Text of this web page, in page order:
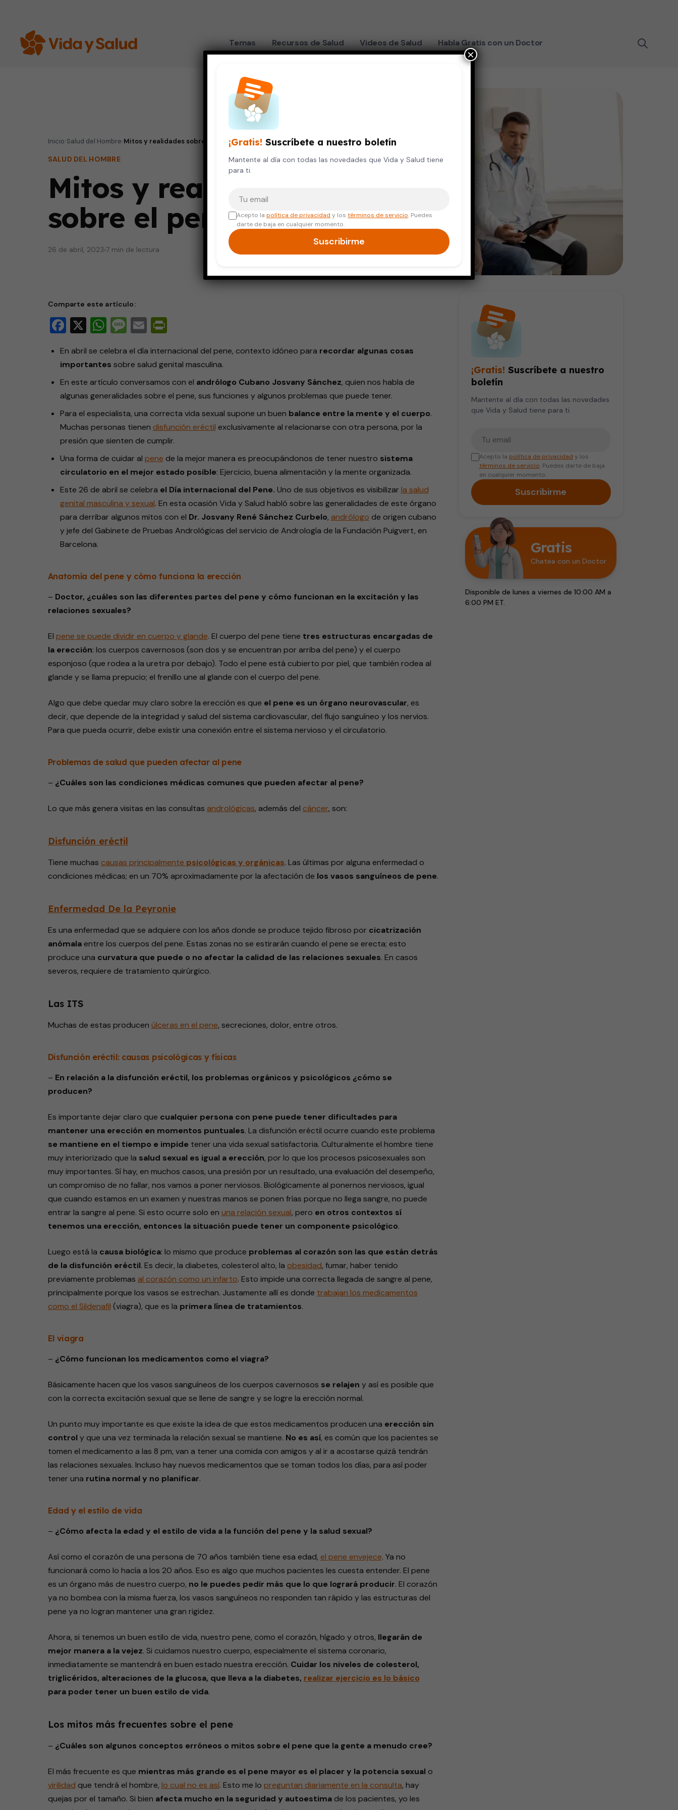
Temas Recursos de Salud Videos de Salud Habla Gratis con un Doctor
Inicio Salud del Hombre Mitos y realidades sobre el pene
SALUD DEL HOMBRE
Mitos y realidades
sobre el pene
26 de abril, 2023 7 min de lectura
Comparte este artículo:
Facebook
X WhatsApp
Message
EmailPrintFriendly
En abril se celebra el día internacional del pene, contexto idóneo para recordar algunas cosas
importantes sobre salud genital masculina.
En este artículo conversamos con el andrólogo Cubano Josvany Sánchez, quien nos habla de
algunas generalidades sobre el pene, sus funciones y algunos problemas que puede tener.
Para el especialista, una correcta vida sexual supone un buen balance entre la mente y el cuerpo.
Muchas personas tienen disfunción eréctil exclusivamente al relacionarse con otra persona, por la
presión que sienten de cumplir.
Una forma de cuidar al pene de la mejor manera es preocupándonos de tener nuestro sistema
circulatorio en el mejor estado posible: Ejercicio, buena alimentación y la mente organizada.
Este 26 de abril se celebra el Día internacional del Pene. Uno de sus objetivos es visibilizar la salud
genital masculina y sexual. En esta ocasión Vida y Salud habló sobre las generalidades de este órgano
para derribar algunos mitos con el Dr. Josvany René Sánchez Curbelo, andrólogo de origen cubano
y jefe del Gabinete de Pruebas Andrológicas del servicio de Andrología de la Fundación Puigvert, en
Barcelona.
Anatomía del pene y cómo funciona la erección
– Doctor, ¿cuáles son las diferentes partes del pene y cómo funcionan en la excitación y las
relaciones sexuales?
El pene se puede dividir en cuerpo y glande. El cuerpo del pene tiene tres estructuras encargadas de
la erección: los cuerpos cavernosos (son dos y se encuentran por arriba del pene) y el cuerpo
esponjoso (que rodea a la uretra por debajo). Todo el pene está cubierto por piel, que también rodea al
glande y se llama prepucio; el frenillo une al glande con el cuerpo del pene.
Algo que debe quedar muy claro sobre la erección es que el pene es un órgano neurovascular, es
decir, que depende de la integridad y salud del sistema cardiovascular, del flujo sanguíneo y los nervios.
Para que pueda ocurrir, debe existir una conexión entre el sistema nervioso y el circulatorio.
Problemas de salud que pueden afectar al pene
– ¿Cuáles son las condiciones médicas comunes que pueden afectar al pene?
Lo que más genera visitas en las consultas andrológicas, además del cáncer, son:
Disfunción eréctil
Tiene muchas causas principalmente psicológicas y orgánicas. Las últimas por alguna enfermedad o
condiciones médicas; en un 70% aproximadamente por la afectación de los vasos sanguíneos de pene.
Enfermedad De la Peyronie
Es una enfermedad que se adquiere con los años donde se produce tejido fibroso por cicatrización
anómalaentre los cuerpos del pene. Estas zonas no se estirarán cuando el pene se erecta; esto
produce una curvatura que puede o no afectar la calidad de las relaciones sexuales. En casos
severos, requiere de tratamiento quirúrgico.
Las ITS
Muchas de estas producen úlceras en el pene, secreciones, dolor, entre otros.
Disfunción eréctil: causas psicológicas y físicas
– En relación a la disfunción eréctil, los problemas orgánicos y psicológicos ¿cómo se
producen?
Es importante dejar claro que cualquier persona con pene puede tener dificultades para
mantener una erección en momentos puntuales. La disfunción eréctil ocurre cuando este problema
se mantiene en el tiempo e impide tener una vida sexual satisfactoria. Culturalmente el hombre tiene
muy interiorizado que la salud sexual es igual a erección, por lo que los procesos psicosexuales son
muy importantes. Sí hay, en muchos casos, una presión por un resultado, una evaluación del desempeño,
un compromiso de no fallar, nos vamos a poner nerviosos. Biológicamente al ponernos nerviosos, igual
que cuando estamos en un examen y nuestras manos se ponen frías porque no llega sangre, no puede
entrar la sangre al pene. Si esto ocurre solo en una relación sexual, pero en otros contextos sí
tenemos una erección, entonces la situación puede tener un componente psicológico.
Luego está la causa biológica: lo mismo que produce problemas al corazón son las que están detrás
de la disfunción eréctil. Es decir, la diabetes, colesterol alto, la obesidad, fumar, haber tenido
previamente problemas al corazón como un infarto. Esto impide una correcta llegada de sangre al pene,
principalmente porque los vasos se estrechan. Justamente allí es donde trabajan los medicamentos
como el Sildenafil (viagra), que es la primera línea de tratamientos.
El viagra
– ¿Cómo funcionan los medicamentos como el viagra?
Básicamente hacen que los vasos sanguíneos de los cuerpos cavernosos se relajen y así es posible que
con la correcta excitación sexual que se llene de sangre y se logre la erección normal.
Un punto muy importante es que existe la idea de que estos medicamentos producen una erección sin
control y que una vez terminada la relación sexual se mantiene. No es así, es común que los pacientes se
tomen el medicamento a las 8 pm, van a tener una comida con amigos y al ir a acostarse quizá tendrán
las relaciones sexuales. Incluso hay nuevos medicamentos que se toman todos los días, para así poder
tener una rutina normal y no planificar.
Edad y el estilo de vida
– ¿Cómo afecta la edad y el estilo de vida a la función del pene y la salud sexual?
Así como el corazón de una persona de 70 años también tiene esa edad, el pene envejece. Ya no
funcionará como lo hacía a los 20 años. Eso es algo que muchos pacientes les cuesta entender. El pene
es un órgano más de nuestro cuerpo, no le puedes pedir más que lo que logrará producir. El corazón
ya no bombea con la misma fuerza, los vasos sanguíneos no responden tan rápido y las estructuras del
pene ya no logran mantener una gran rigidez.
Ahora, si tenemos un buen estilo de vida, nuestro pene, como el corazón, hígado y otros, llegarán de
mejor manera a la vejez. Si cuidamos nuestro cuerpo, especialmente el sistema coronario,
inmediatamente se mantendrá en buen estado nuestra erección. Cuidar los niveles de colesterol,
triglicéridos, alteraciones de la glucosa, que lleva a la diabetes, realizar ejercicio es lo básico
para poder tener un buen estilo de vida.
Los mitos más frecuentes sobre el pene
– ¿Cuáles son algunos conceptos erróneos o mitos sobre el pene que la gente a menudo cree?
El más frecuente es que mientras más grande es el pene mayor es el placer y la potencia sexual o
virilidad que tendrá el hombre, lo cual no es así. Esto me lo preguntan diariamente en la consulta, hay
quejas por el tamaño. Si bien afecta mucho en la seguridad y autoestimade los pacientes, yo les
¡Gratis! Suscríbete a nuestro
boletín
Mantente al día con todas las novedades
que Vida y Salud tiene para ti.
Acepto la política de privacidad y los
términos de servicio. Puedes darte de baja
en cualquier momento.
Suscribirme
Gratis
Chatea con un Doctor
Disponible de lunes a viernes de 10:00 AM a
6:00 PM ET.
¡Gratis! Suscríbete a nuestro boletín
Mantente al día con todas las novedades que Vida y Salud tiene
para ti.
Acepto lapolítica de privacidad y lostérminos de servicio. Puedes
darte de baja en cualquier momento.
Suscribirme
×